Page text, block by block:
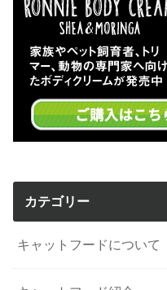
カテゴリー
キャットフードについて